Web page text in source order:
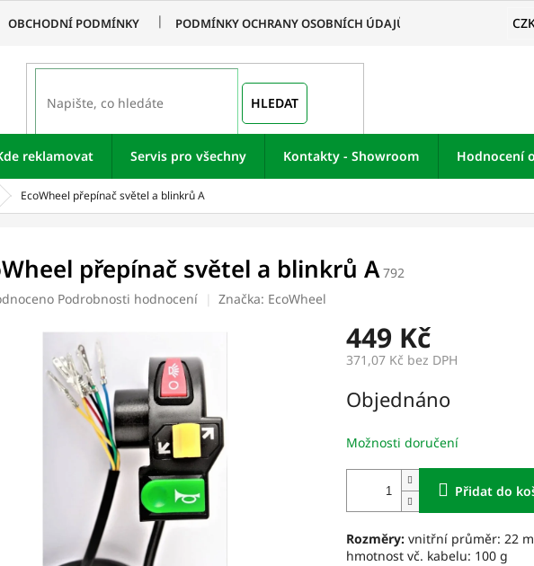
OBCHODNÍ PODMÍNKY PODMÍNKY OCHRANY OSOBNÍCH ÚDAJŮ
HLEDAT
reklamovat Servis pro všechny Kontakty - Showroom Hodnocení
EcoWheel přepínač světel a blinkrů A
přepínač světel a blinkrů A 792
Podrobnosti hodnocení Značka: EcoWheel
449 Kč
371,07 Kč bez DPH
cena:
Objednáno
Možnosti doručení
Přidat do
Rozměry:vnitřní průměr: 22
hmotnost vč. kabelu: 100 g